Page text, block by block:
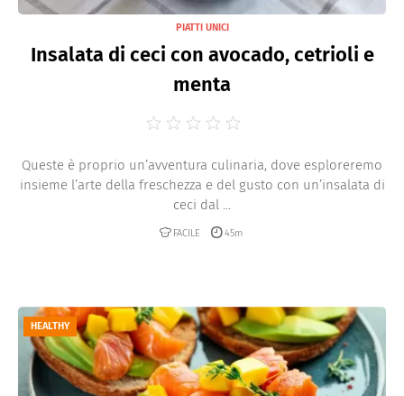
PIATTI UNICI
Insalata di ceci con avocado, cetrioli e
menta
Queste è proprio un’avventura culinaria, dove esploreremo
insieme l’arte della freschezza e del gusto con un’insalata di
ceci dal ...
FACILE 45m
HEALTHY